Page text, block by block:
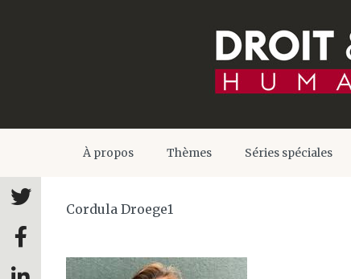
À propos Thèmes Séries spéciales
Cordula Droege1